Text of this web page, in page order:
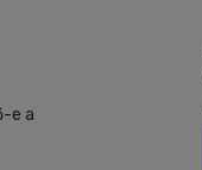
e a